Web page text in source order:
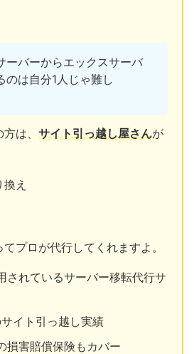
ーバーからエックスサーバ
のは自分1人じゃ難し
は、 サイト引っ越し屋さんが
え
プロが代行してくれますよ。
されているサーバー移転代行サ
イト引っ越し実績
損害賠償保険もカバー